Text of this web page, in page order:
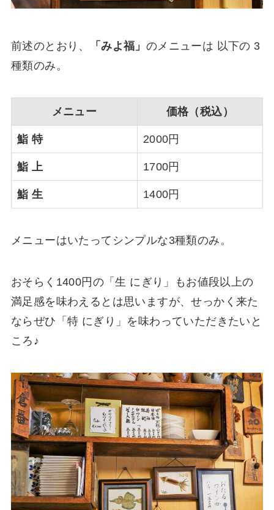
前述のとおり、 「みよ福」 のメニューは 以下の 3
種類のみ。
メニュー 価格（税込）
鮨 特 2000円
鮨 上 1700円
鮨 生 1400円
メニューはいたってシンプルな3種類のみ。
おそらく1400円の「生 にぎり」もお値段以上の
満足感を味わえるとは思いますが、せっかく来た
ならぜひ「特 にぎり」を味わっていただきたいと
ころ♪